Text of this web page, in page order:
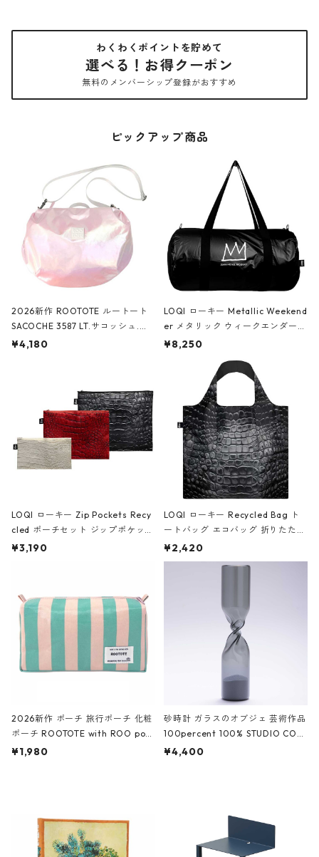
わくわくポイントを貯めて
選べる！お得クーポン
無料のメンバーシップ登録がおすすめ
ピックアップ商品
2026新作 ROOTOTE ルートート
SACOCHE 3587 LT.サコッシュ.ル
ミエ-B ショルダーバッグ グロスピ
¥4,180
LOQI ローキー Metallic Weekend
er メタリック ウィークエンダー
ボストンバッグ ショルダーバッグ
Black ジャン=ミッシェル・バスキ
ア/クラウン ブラック
¥8,250
LOQI ローキー Zip Pockets Recy
cled ポーチセット ジップポケット
ファスナーポーチ 撥水加工 トラベ
ーガンディー、オフホワイト
¥3,190
LOQI ローキー Recycled Bag ト
ートバッグ エコバッグ 折りたたみ
大きめ 撥水加工 収納ポーチ CRO
CODILE/Black クロコダイル/ブラ
¥2,420
2026新作 ポーチ 旅行ポーチ 化粧
ポーチ ROOTOTE with ROO pou
ch 3532 ルートート WR.ポーチ.ラ
¥1,980
砂時計 ガラスのオブジェ 芸術作品
100percent 100% STUDIO COH
AKU Timeless 100パーセント ス
¥4,400